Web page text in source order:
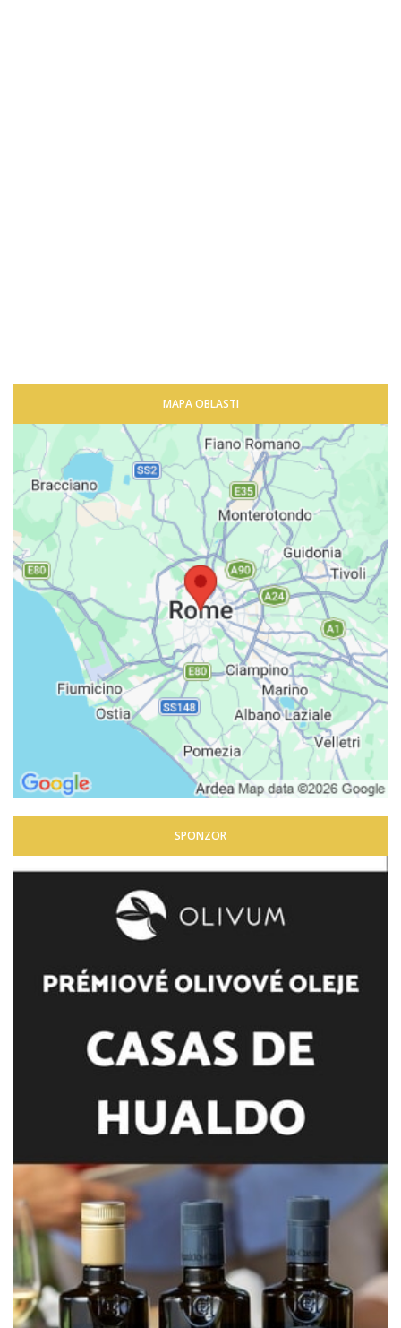
MAPA OBLASTI
SPONZOR